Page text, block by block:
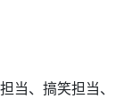
当、搞笑担当、